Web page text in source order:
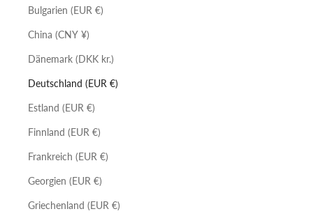
Bulgarien (EUR €)
China (CNY ¥)
Dänemark (DKK kr.)
Deutschland (EUR €)
Estland (EUR €)
Finnland (EUR €)
Frankreich (EUR €)
Georgien (EUR €)
Griechenland (EUR €)